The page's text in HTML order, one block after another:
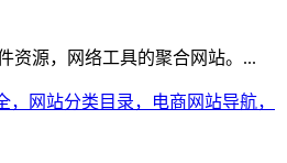
资源，网络工具的聚合网站。...